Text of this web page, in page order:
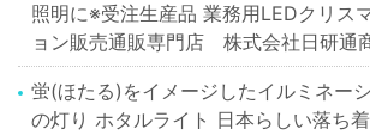
照明に※受注生産品 業務用LEDクリス
ョン販売通販専門店 株式会社日研通
蛍(ほたる)をイメージしたイルミネー
の灯り ホタルライト 日本らしい落ち